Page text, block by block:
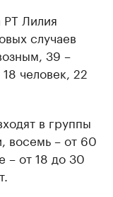
РТ Лилия
случаев
39 –
человек, 22
в группы
восемь – от 60
– от 18 до 30